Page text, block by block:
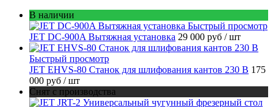
В наличии
Быстрый просмотр
JET DC-900A Вытяжная установка 29 000 руб / шт
Быстрый просмотр
JET EHVS-80 Станок для шлифования кантов 230 В 175
000 руб / шт
Снят с производства